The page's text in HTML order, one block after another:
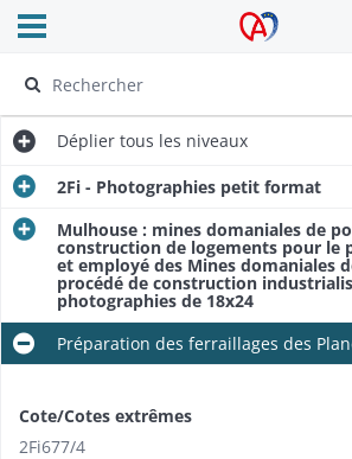
Archives Alsace -
Ouvrir le menu déroulant
Déplier tous les niveaux
2Fi - Photographies petit format
Mulhouse : mines domaniales de
construction de logements pour le
et employé des Mines domaniales
procédé de construction
photographies de 18x24
Préparation des ferraillages des
Cote/Cotes extrêmes
2Fi677/4